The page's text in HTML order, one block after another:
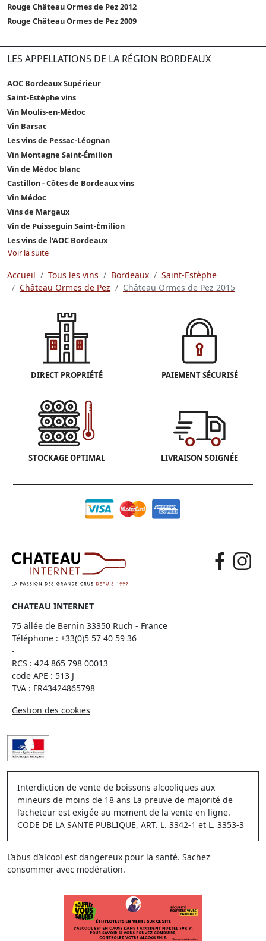
Rouge Château Ormes de Pez 2012
Rouge Château Ormes de Pez 2009
LES APPELLATIONS DE LA RÉGION BORDEAUX
AOC Bordeaux Supérieur
Saint-Estèphe vins
Vin Moulis-en-Médoc
Vin Barsac
Les vins de Pessac-Léognan
Vin Montagne Saint-Émilion
Vin de Médoc blanc
Castillon - Côtes de Bordeaux vins
Vin Médoc
Vins de Margaux
Vin de Puisseguin Saint-Émilion
Les vins de l'AOC Bordeaux
Voir la suite
Accueil Tous les vins Bordeaux
Saint-Estèphe
Château Ormes de Pez
Château Ormes de Pez 2015
DIRECT PROPRIÉTÉ PAIEMENT SÉCURISÉ
STOCKAGE OPTIMAL LIVRAISON SOIGNÉE
CHATEAU INTERNET
75 allée de Bernin 33350 Ruch - France
Téléphone : +33(0)5 57 40 59 36
-
RCS : 424 865 798 00013
code APE : 513 J
TVA : FR43424865798
Gestion des cookies
Interdiction de vente de boissons alcooliques aux
mineurs de moins de 18 ans La preuve de majorité de
l’acheteur est exigée au moment de la vente en ligne.
CODE DE LA SANTE PUBLIQUE, ART. L. 3342-1 et L. 3353-3
L’abus d’alcool est dangereux pour la santé. Sachez
consommer avec modération.